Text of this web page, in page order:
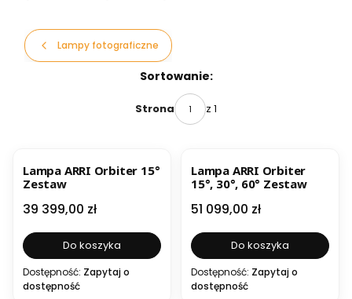
Lampy fotograficzne
Sortowanie:
Strona z 1
Lampa ARRI Orbiter 15°
Zestaw
Cena
39 399,00 zł
Do koszyka
Dostępność: Zapytaj o
dostępność
Lampa ARRI Orbiter
15°, 30°, 60° Zestaw
Cena
51 099,00 zł
Do koszyka
Dostępność: Zapytaj o
dostępność